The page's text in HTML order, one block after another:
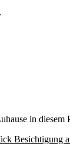
in diesem
Besichtigung